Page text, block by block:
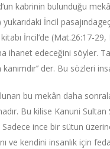
kabrinin bulunduğu
İncil
İncil’de (Mat.26:17-
ihanet edeceğini söyler.
der. Bu sözleri
bu mekân daha
Bu kilise Kanuni
ince bir sütun
ve kendini insanlık için